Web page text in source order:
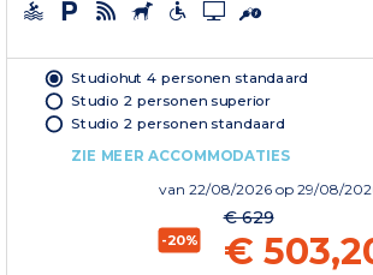
Studiohut 4 personen standaard
Studio 2 personen superior
Studio 2 personen standaard
ZIE MEER ACCOMMODATIES
van 22/08/2026 op 29/08/
-20%
€ 629
€